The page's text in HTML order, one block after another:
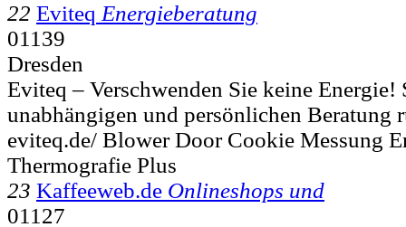
22 Eviteq Energieberatung
01139
Dresden
Eviteq – Verschwenden Sie keine Energie!
unabhängigen und persönlichen Beratung
eviteq.de/ Blower Door Cookie Messung
Thermografie Plus
23 Kaffeeweb.de Onlineshops und
01127